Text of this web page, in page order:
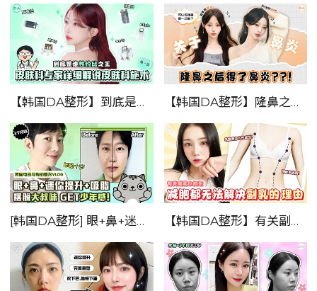
【韩国DA整形】到底是谁性价比之王——皮肤科专家详细解说皮肤科施术！！ 【韩国DA整形】隆鼻之后的了鼻炎？？— 关于鼻炎小知识！
[韩国DA整形] 眼+鼻+迷你提升+吸脂 摆脱大叔味，GET少年感！！—韩国戴氏导购的整形VLOG!!! 【韩国DA整形】有关副乳的小知识——减肥都无法解决副乳的理由！！